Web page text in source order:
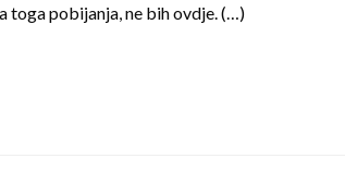
toga pobijanja, ne bih ovdje. (…)